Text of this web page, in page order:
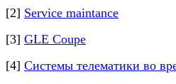
[2] Service maintance
[3] GLE Coupe
[4] Системы телематики во